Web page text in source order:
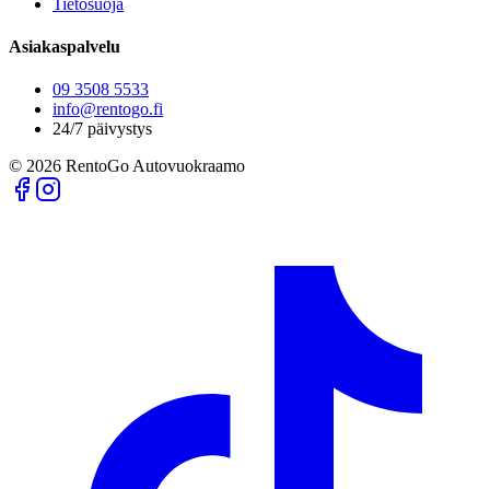
Tietosuoja
Asiakaspalvelu
09 3508 5533
info@rentogo.fi
24/7 päivystys
© 2026 RentoGo Autovuokraamo